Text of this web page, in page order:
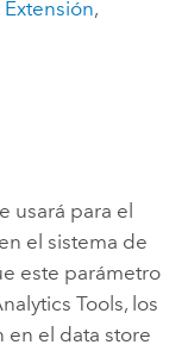
Extensión,
usará para el
el sistema de
este parámetro
Tools, los
en el data store